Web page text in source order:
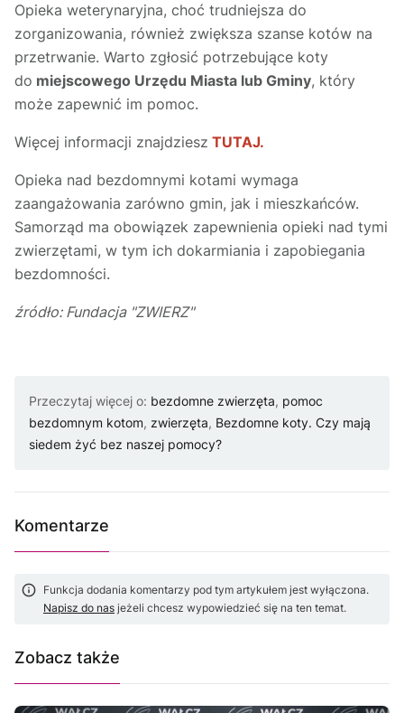
Opieka weterynaryjna, choć trudniejsza do
zorganizowania, również zwiększa szanse kotów na
przetrwanie. Warto zgłosić potrzebujące koty
do miejscowego Urzędu Miasta lub Gminy, który
może zapewnić im pomoc.
Więcej informacji znajdziesz TUTAJ.
Opieka nad bezdomnymi kotami wymaga
zaangażowania zarówno gmin, jak i mieszkańców.
Samorząd ma obowiązek zapewnienia opieki nad tymi
zwierzętami, w tym ich dokarmiania i zapobiegania
bezdomności.
źródło: Fundacja "ZWIERZ"
Przeczytaj więcej o: bezdomne zwierzęta, pomoc
bezdomnym kotom, zwierzęta, Bezdomne koty. Czy mają
siedem żyć bez naszej pomocy?
Komentarze
Funkcja dodania komentarzy pod tym artykułem jest wyłączona.
Napisz do nas jeżeli chcesz wypowiedzieć się na ten temat.
Zobacz także